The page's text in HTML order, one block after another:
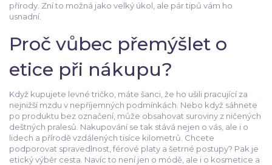
přírody. Zní to možná jako velký úkol, ale pár tipů vám ho
usnadní.
Proč vůbec přemýšlet o
etice při nákupu?
Když kupujete levné tričko, máte šanci, že ho ušili pracující za
nejnižší mzdu v nepříjemných podmínkách. Nebo když sáhnete
po produktu bez označení, může obsahovat suroviny z ničených
deštných pralesů. Nakupování se tak stává nejen o vás, ale i o
lidech a přírodě vzdálených tisíce kilometrů. Chcete
podporovat spravedlnost, férové platy a šetrné postupy? Pak je
etický výběr cesta. Navíc to není jen o módě, ale i o kosmetice a